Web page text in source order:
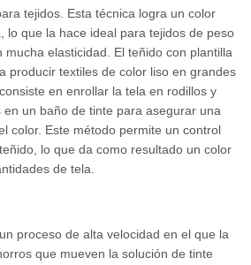
tejidos. Esta técnica logra un color
lo que la hace ideal para tejidos de peso
mucha elasticidad. El teñido con plantilla
producir textiles de color liso en grandes
en enrollar la tela en rodillos y
un baño de tinte para asegurar una
color. Este método permite un control
lo que da como resultado un color
de tela.
proceso de alta velocidad en el que la
que mueven la solución de tinte